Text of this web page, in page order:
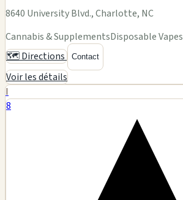
8640 University Blvd., Charlotte, NC
Cannabis & SupplementsDisposable Vapes
🗺️ Directions Contact
Voir les détails
I
8